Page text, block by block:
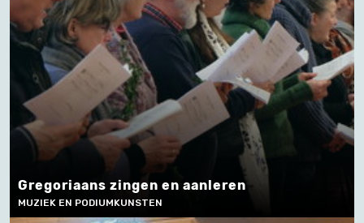
Gregoriaans zingen en aanleren
MUZIEK EN PODIUMKUNSTEN